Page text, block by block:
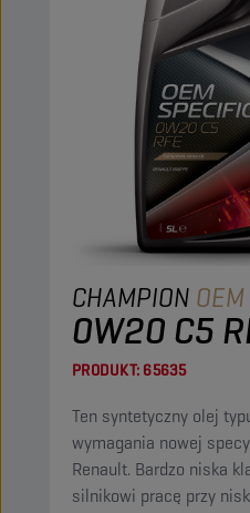
CHAMPION
0W20 C5
PRODUKT: 65635
Ten syntetyczny olej
wymagania nowej
Renault. Bardzo niska
silnikowi pracę przy